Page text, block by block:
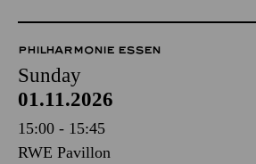
PHILHARMONIE ESSEN
Sunday
01.11.2026
15:00 - 15:45
RWE Pavillon